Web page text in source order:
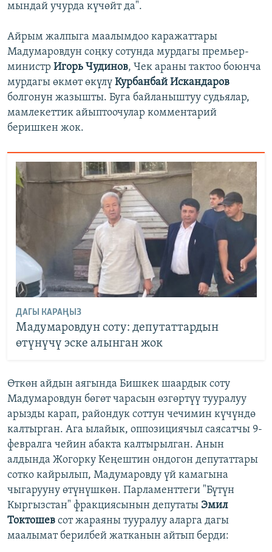
мындай учурда күчөйт да".
Айрым жалпыга маалымдоо каражаттары
Мадумаровдун соңку сотунда мурдагы премьер-
министр Игорь Чудинов, Чек араны тактоо боюнча
мурдагы өкмөт өкүлү Курбанбай Искандаров
болгонун жазышты. Буга байланыштуу судьялар,
мамлекеттик айыптоочулар комментарий
беришкен жок.
ДАГЫ КАРАҢЫЗ
Мадумаровдун соту: депутаттардын
өтүнүчү эске алынган жок
Өткөн айдын аягында Бишкек шаардык соту
Мадумаровдун бөгөт чарасын өзгөртүү тууралуу
арызды карап, райондук соттун чечимин күчүндө
калтырган. Ага ылайык, оппозициячыл саясатчы 9-
февралга чейин абакта калтырылган. Анын
алдында Жогорку Кеңештин ондогон депутаттары
сотко кайрылып, Мадумаровду үй камагына
чыгарууну өтүнүшкөн. Парламенттеги "Бүтүн
Кыргызстан" фракциясынын депутаты Эмил
Токтошев сот жараяны тууралуу аларга дагы
маалымат берилбей жатканын айтып берди: